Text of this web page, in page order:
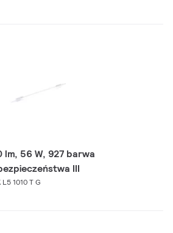
lm, 56 W, 927 barwa
III
L5 1010 T G